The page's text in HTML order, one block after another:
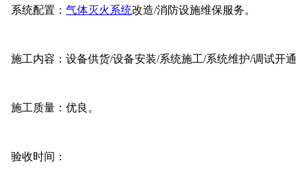
系统配置： 气体灭火系统改造/消防设施维保服务。
施工内容：设备供货/设备安装/系统施工/系统维护/调试开通
施工质量：优良。
验收时间：